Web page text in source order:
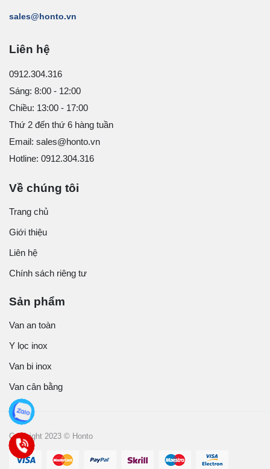
sales@honto.vn
Liên hệ
0912.304.316
Sáng: 8:00 - 12:00
Chiều: 13:00 - 17:00
Thứ 2 đến thứ 6 hàng tuần
Email: sales@honto.vn
Hotline: 0912.304.316
Về chúng tôi
Trang chủ
Giới thiệu
Liên hệ
Chính sách riêng tư
Sản phẩm
Van an toàn
Y lọc inox
Van bi inox
Van cân bằng
Copyright 2023 © Honto